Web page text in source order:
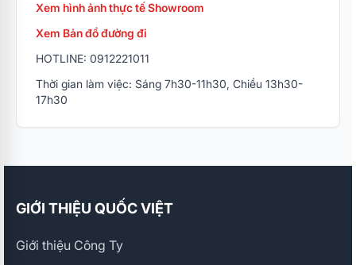
Xem hình ảnh thực tế Showroom
Xem Bản đồ đường đi
HOTLINE: 0912221011
Thời gian làm việc: Sáng 7h30-11h30, Chiều 13h30-
17h30
GIỚI THIỆU QUỐC VIỆT
Giới thiệu Công Ty